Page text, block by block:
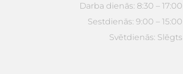
Darba dienās: 8:30 – 17:00
Sestdienās: 9:00 – 15:00
Svētdienās: Slēgts